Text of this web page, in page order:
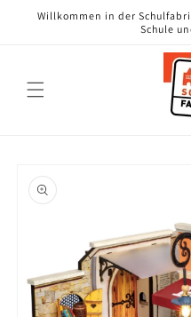
zum
Willkommen in der
Schule